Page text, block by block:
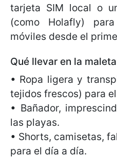
tarjeta SIM local o
(como Holafly)
móviles desde el
Qué llevar en la maleta
• Ropa ligera y
tejidos frescos) para
• Bañador,
las playas.
• Shorts, camisetas,
para el día a día.